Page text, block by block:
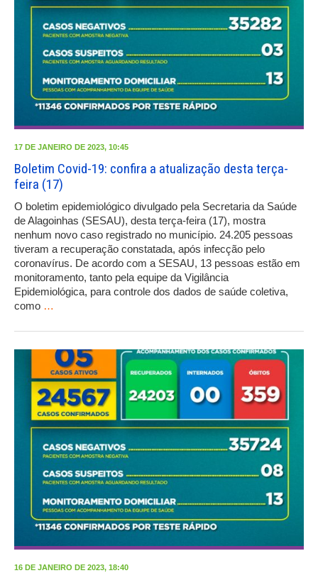
17 DE JANEIRO DE 2023, 10:45
Boletim Covid-19: confira a atualização desta terça-
feira (17)
O boletim epidemiológico divulgado pela Secretaria da Saúde
de Alagoinhas (SESAU), desta terça-feira (17), mostra
nenhum novo caso registrado no município. 24.205 pessoas
tiveram a recuperação constatada, após infecção pelo
coronavírus. De acordo com a SESAU, 13 pessoas estão em
monitoramento, tanto pela equipe da Vigilância
Epidemiológica, para controle dos dados de saúde coletiva,
como …
16 DE JANEIRO DE 2023, 18:40